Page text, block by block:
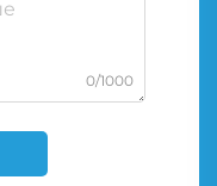
0/1000